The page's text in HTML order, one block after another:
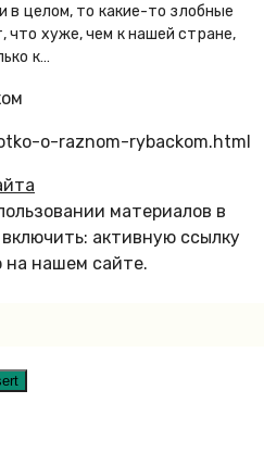
в целом, то какие-то злобные
хуже, чем к нашей стране,
к…
o-raznom-rybackom.html
материалов в
активную ссылку
нашем сайте.